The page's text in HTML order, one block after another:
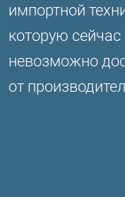
импортной
которую сейчас
невозможно
от